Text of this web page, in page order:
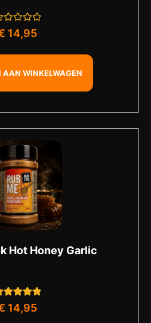
14,95
AAN WINKELWAGEN
Hot Honey Garlic
5.00
14,95